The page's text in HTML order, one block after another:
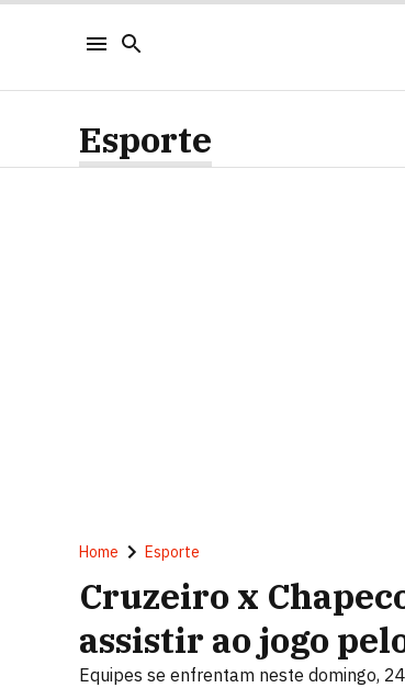
Esporte
Home Esporte
Cruzeiro x
assistir ao jogo
Equipes se enfrentam neste domingo,